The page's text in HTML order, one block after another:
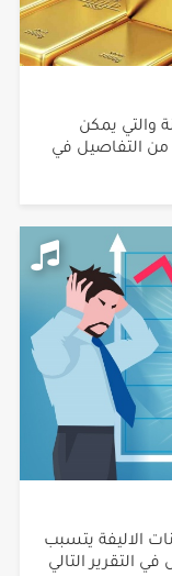
والتي يمكن
من التفاصيل في
الاليفة يتسبب
التقرير التالي